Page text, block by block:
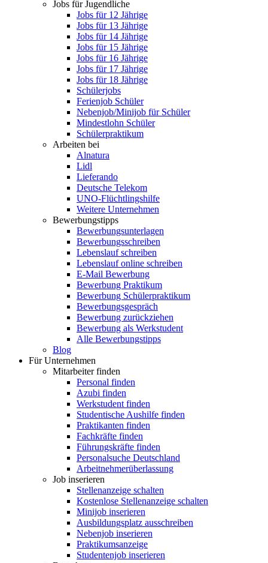
Jobs für Jugendliche
Jobs für 12 Jährige
Jobs für 13 Jährige
Jobs für 14 Jährige
Jobs für 15 Jährige
Jobs für 16 Jährige
Jobs für 17 Jährige
Jobs für 18 Jährige
Schülerjobs
Ferienjob Schüler
Nebenjob/Minijob für Schüler
Mindestlohn Schüler
Schülerpraktikum
Arbeiten bei
Alnatura
Lidl
Lieferando
Deutsche Telekom
UNO-Flüchtlingshilfe
Weitere Unternehmen
Bewerbungstipps
Bewerbungsunterlagen
Bewerbungsschreiben
Lebenslauf schreiben
Lebenslauf online schreiben
E-Mail Bewerbung
Bewerbung Praktikum
Bewerbung Schülerpraktikum
Bewerbungsgespräch
Bewerbung zurückziehen
Bewerbung als Werkstudent
Alle Bewerbungstipps
Blog
Für Unternehmen
Mitarbeiter finden
Personal finden
Azubi finden
Werkstudent finden
Studentische Aushilfe finden
Praktikanten finden
Fachkräfte finden
Führungskräfte finden
Personalsuche Deutschland
Arbeitnehmerüberlassung
Job inserieren
Stellenanzeige schalten
Kostenlose Stellenanzeige schalten
Minijob inserieren
Ausbildungsplatz ausschreiben
Nebenjob inserieren
Praktikumsanzeige
Studentenjob inserieren